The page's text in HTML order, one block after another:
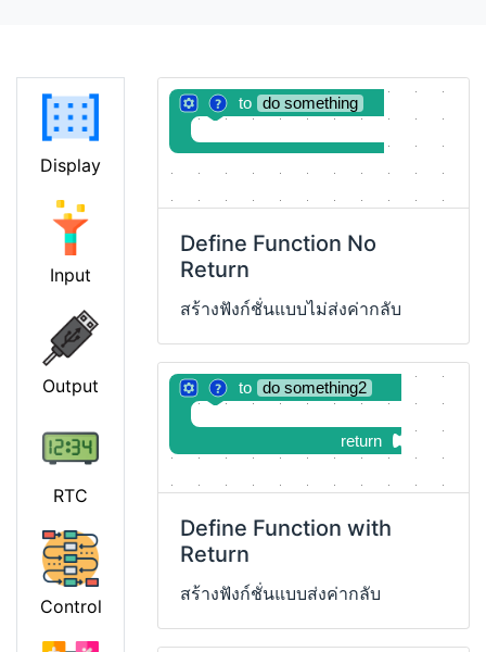
Display
Input
Output
RTC
Control
to do something
Define Function No
Return
สร้างฟังก์ชั่นแบบไม่ส่งค่ากลับ
to do something2
return
Define Function with
Return
สร้างฟังก์ชั่นแบบส่งค่ากลับ